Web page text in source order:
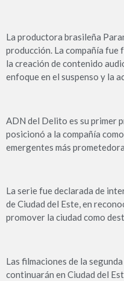
La productora brasileña
producción. La compañía fue
la creación de contenido
enfoque en el suspenso y la
ADN del Delito es su primer
posicionó a la compañía
emergentes más
La serie fue declarada de
de Ciudad del Este, en
promover la ciudad como
Las filmaciones de la
continuarán en Ciudad del